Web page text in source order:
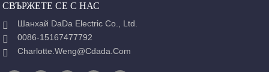
СВЪРЖЕТЕ СЕ С НАС
Шанхай DaDa Electric Co., Ltd.
0086-15167477792
Charlotte.weng@cdada.com